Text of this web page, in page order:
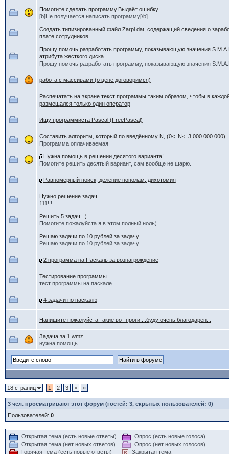
Помогите сделать программу.Выдаёт ошибку
[b]Не получается написать программу[/b]
Создать типизированный файл Zarpl.dat, содержащий сведения о
плате сотрудников
Прошу помочь разработать программу, показывающую значения
атрибута жесткого диска.
Прошу помочь разработать программу, показывающую значения
работа с массивами (о цене договоримся)
Распечатать на экране текст программы таким образом, чтобы в
размещался только один оператор
Ищу программиста Pascal (FreePascal)
Составить алгоритм, который по введённому N, (0<=N<=3 000 000 000)
Программа оплачиваемая
Нужна помощь в решении десятого варианта!
Помогите решить десятый вариант, сам вообще не шарю.
Равномерный поиск, деление пополам, дихотомия
Нужно решение задач
111!!!
Решить 5 задач =)
Помогите пожалуйста я в этом полный ноль)
Решаю задачи по 10 рублей за задачу
Решаю задачи по 10 рублей за задачу
2 программа на Паскаль за вознагрождение
Тестирование программы
тест программы на паскале
4 задачи по паскалю
Напишите пожалуйста такие вот проги....буду очень благодарен...
Задача за 1 wmz
нужна помощь
18 страниц 1 2 3 > »
3чел. просматривают этот форум (гостей: 3, скрытых пользователей: 0)
Пользователей: 0
Открытая тема (есть новые ответы)
Открытая тема (нет новых ответов)
Горячая тема (есть новые ответы)
Опрос (есть новые голоса)
Опрос (нет новых голосов)
Закрытая тема